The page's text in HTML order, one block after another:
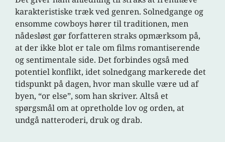
karakteristiske træk ved genren. Solnedgange og
ensomme cowboys hører til traditionen, men
nådesløst gør forfatteren straks opmærksom på,
at der ikke blot er tale om films romantiserende
og sentimentale side. Det forbindes også med
potentiel konflikt, idet solnedgang markerede det
tidspunkt på dagen, hvor man skulle være ud af
byen, “or else”, som han skriver. Altså et
spørgsmål om at opretholde lov og orden, at
undgå natteroderi, druk og drab.